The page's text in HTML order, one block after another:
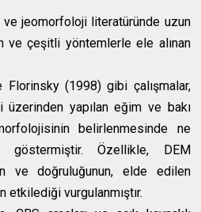
jeomorfoloji literatüründe uzun
ve çeşitli yöntemlerle ele alınan
Florinsky (1998) gibi çalışmalar,
yapılan eğim ve bakı
belirlenmesinde ne
göstermiştir. Özellikle, DEM
ve doğruluğunun, elde edilen
etkilediği vurgulanmıştır.